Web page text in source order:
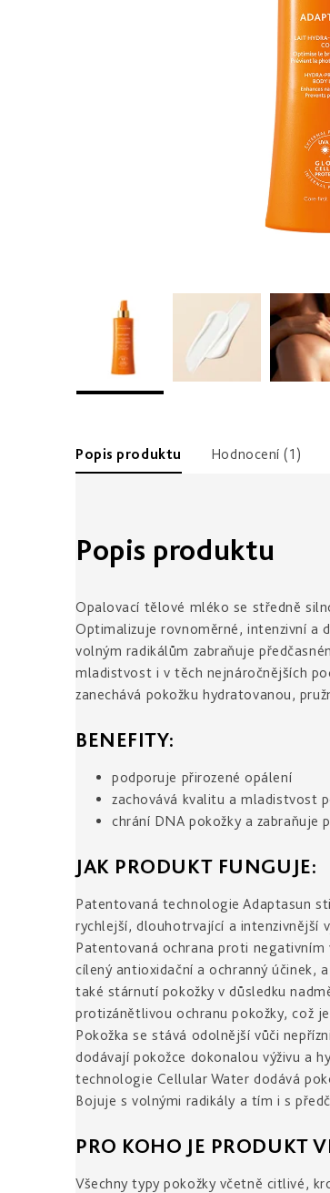
Popis produktu Hodnocení (1)
Popis produktu
Opalovací tělové mléko se středně
Optimalizuje rovnoměrné, intenzivní a
volným radikálům zabraňuje
mladistvost i v těch nejnáročnějších
zanechává pokožku hydratovanou,
BENEFITY:
podporuje přirozené opálení
zachovává kvalitu a mladistvost
chrání DNA pokožky a zabraňuje
JAK PRODUKT FUNGUJE:
Patentovaná technologie Adaptasun
rychlejší, dlouhotrvající a intenzivnější
Patentovaná ochrana proti
cílený antioxidační a ochranný účinek,
také stárnutí pokožky v důsledku
protizánětlivou ochranu pokožky, což
Pokožka se stává odolnější vůči
dodávají pokožce dokonalou výživu a
technologie Cellular Water dodává
Bojuje s volnými radikály a tím i s
PRO KOHO JE PRODUKT
Všechny typy pokožky včetně citlivé,